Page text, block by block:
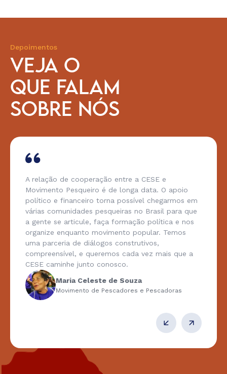
Depoimentos
VEJA O
QUE FALAM
SOBRE NÓS
A relação de cooperação entre a CESE e
Movimento Pesqueiro é de longa data. O apoio
político e financeiro torna possível chegarmos em
várias comunidades pesqueiras no Brasil para que
a gente se articule, faça formação política e nos
organize enquanto movimento popular. Temos
uma parceria de diálogos construtivos,
compreensível, e queremos cada vez mais que a
CESE caminhe junto conosco.
Maria Celeste de Souza
Movimento de Pescadores e Pescadoras